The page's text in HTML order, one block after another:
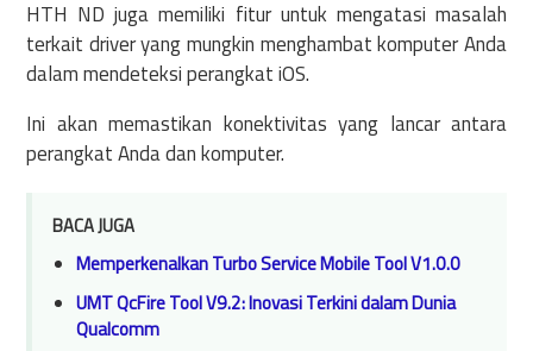
HTH ND juga memiliki fitur untuk mengatasi masalah
terkait driver yang mungkin menghambat komputer Anda
dalam mendeteksi perangkat iOS.
Ini akan memastikan konektivitas yang lancar antara
perangkat Anda dan komputer.
BACA JUGA
Memperkenalkan Turbo Service Mobile Tool V1.0.0
UMT QcFire Tool V9.2: Inovasi Terkini dalam Dunia
Qualcomm